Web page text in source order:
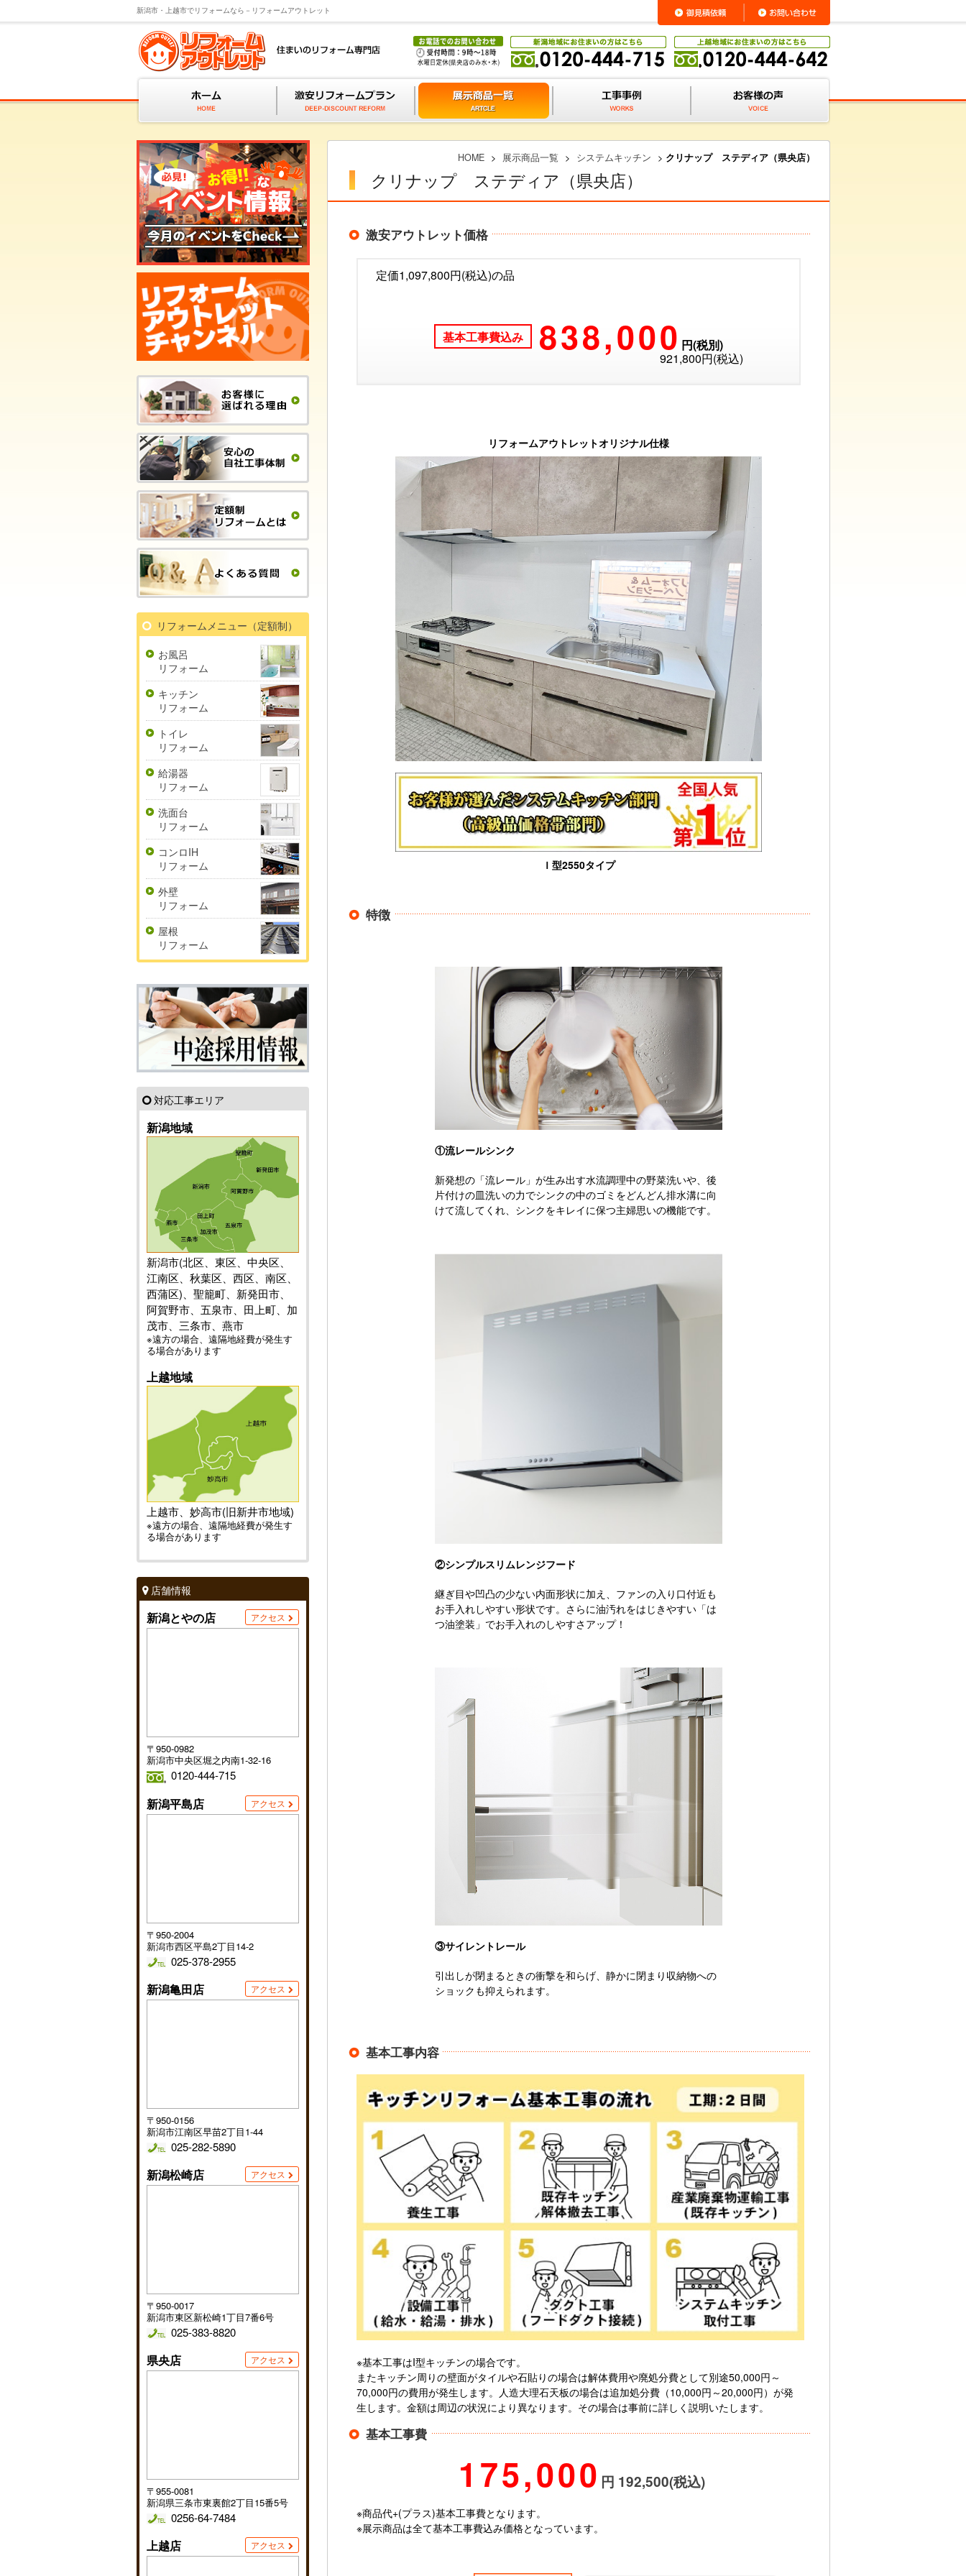
新潟市・上越市でリフォームなら－リフォームアウトレット
HOME > 展示商品一覧 > システムキッチン > クリナップ ステディア（県央店）
クリナップ ステディア（県央店）
激安アウトレット価格
定価1,097,800円(税込)の品
基本工事費込み 838,000 円(税別)
921,800円(税込)
リフォームアウトレットオリジナル仕様
Ｉ型2550タイプ
特徴
①流レールシンク
新発想の「流レール」が生み出す水流調理中の野菜洗いや、後
片付けの皿洗いの力でシンクの中のゴミをどんどん排水溝に向
けて流してくれ、シンクをキレイに保つ主婦思いの機能です。
②シンプルスリムレンジフード
継ぎ目や凹凸の少ない内面形状に加え、ファンの入り口付近も
お手入れしやすい形状です。さらに油汚れをはじきやすい「は
つ油塗装」でお手入れのしやすさアップ！
③サイレントレール
引出しが閉まるときの衝撃を和らげ、静かに閉まり収納物への
ショックも抑えられます。
基本工事内容
※基本工事はI型キッチンの場合です。
またキッチン周りの壁面がタイルや石貼りの場合は解体費用や廃処分費として別途50,000円～
70,000円の費用が発生します。人造大理石天板の場合は追加処分費（10,000円～20,000円）が発
生します。金額は周辺の状況により異なります。その場合は事前に詳しく説明いたします。
基本工事費
175,000 円 192,500(税込)
※商品代+(プラス)基本工事費となります。
※展示商品は全て基本工事費込み価格となっています。
リフォームメニュー（定額制）
お風呂
リフォーム
キッチン
リフォーム
トイレ
リフォーム
給湯器
リフォーム
洗面台
リフォーム
コンロIH
リフォーム
外壁
リフォーム
屋根
リフォーム
対応工事エリア
新潟地域
新潟市(北区、東区、中央区、
江南区、秋葉区、西区、南区、
西蒲区)、聖籠町、新発田市、
阿賀野市、五泉市、田上町、加
茂市、三条市、燕市
※遠方の場合、遠隔地経費が発生す
る場合があります
上越地域
上越市、妙高市(旧新井市地域)
※遠方の場合、遠隔地経費が発生す
る場合があります
店舗情報
新潟とやの店 アクセス
〒950-0982
新潟市中央区堀之内南1-32-16
0120-444-715
新潟平島店 アクセス
〒950-2004
新潟市西区平島2丁目14-2
025-378-2955
新潟亀田店 アクセス
〒950-0156
新潟市江南区早苗2丁目1-44
025-282-5890
新潟松崎店 アクセス
〒950-0017
新潟市東区新松崎1丁目7番6号
025-383-8820
県央店 アクセス
〒955-0081
新潟県三条市東裏館2丁目15番5号
0256-64-7484
上越店 アクセス